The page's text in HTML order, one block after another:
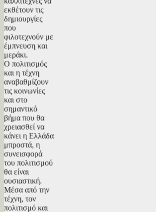
εκθέτουν τις
δημιουργίες
που
φιλοτεχνούν με
έμπνευση και
μεράκι.
Ο πολιτισμός
και η τέχνη
αναβαθμίζουν
τις κοινωνίες
και στο
σημαντικό
βήμα που θα
χρειασθεί να
κάνει η Ελλάδα
μπροστά, η
συνεισφορά
του πολιτισμού
θα είναι
ουσιαστική.
Μέσα από την
τέχνη, τον
πολιτισμό και